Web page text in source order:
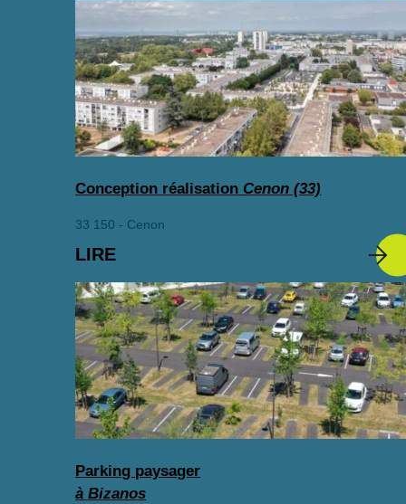
Conception réalisation Cenon (33)
33 150 - Cenon
LIRE
Parking paysager
à Bizanos